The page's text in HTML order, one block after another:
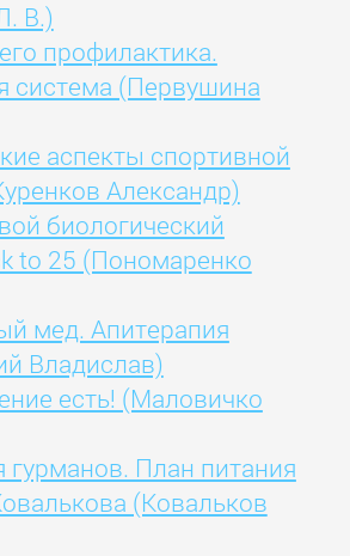
В.)
профилактика.
система (Первушина
аспекты спортивной
Александр)
биологический
to 25 (Пономаренко
мед. Апитерапия
Владислав)
есть! (Маловичко
гурманов. План питания
(Ковальков